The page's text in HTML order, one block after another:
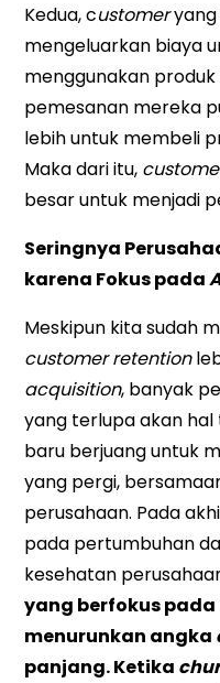
Kedua, customer
mengeluarkan biaya
menggunakan produk
pemesanan mereka
lebih untuk membeli
Maka dari itu,
besar untuk menjadi
Seringnya
karena Fokus pada
Meskipun kita sudah
customer retention
acquisition, banyak
yang terlupa akan hal
baru berjuang untuk
yang pergi,
perusahaan. Pada
pada pertumbuhan
kesehatan
yang berfokus pada
menurunkan angka
panjang. Ketika